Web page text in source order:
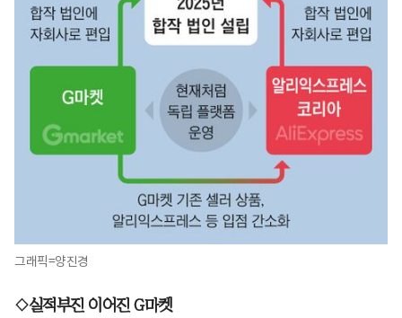
그래픽=양진경
◇실적부진 이어진 G마켓